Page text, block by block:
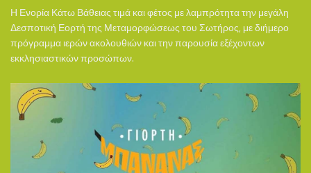
Η Ενορία Κάτω Βάθειας τιμά και φέτος με λαμπρότητα την μεγάλη
Δεσποτική Εορτή της Μεταμορφώσεως του Σωτήρος, με διήμερο
πρόγραμμα ιερών ακολουθιών και την παρουσία εξέχοντων
εκκλησιαστικών προσώπων.